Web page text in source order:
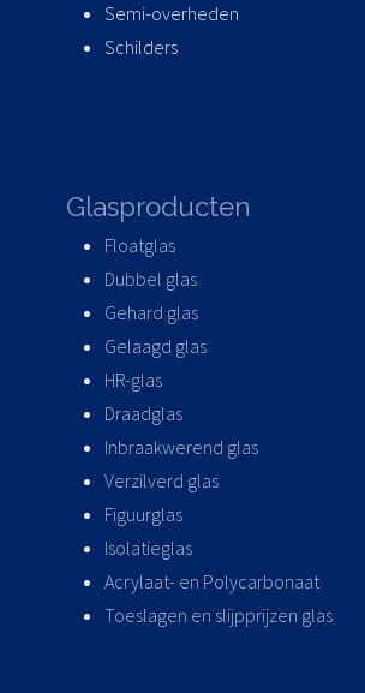
Semi-overheden
Schilders
Glasproducten
Floatglas
Dubbel glas
Gehard glas
Gelaagd glas
HR-glas
Draadglas
Inbraakwerend glas
Verzilverd glas
Figuurglas
Isolatieglas
Acrylaat- en Polycarbonaat
Toeslagen en slijpprijzen glas